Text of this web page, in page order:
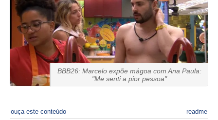
BBB26: Marcelo expõe mágoa com Ana Paula:
"Me senti a pior pessoa"
ouça este conteúdo readme